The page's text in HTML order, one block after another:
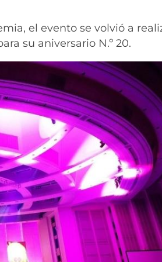
el evento se volvió a
su aniversario N.º 20.